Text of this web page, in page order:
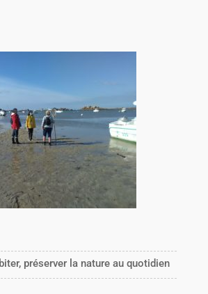
préserver la nature au quotidien